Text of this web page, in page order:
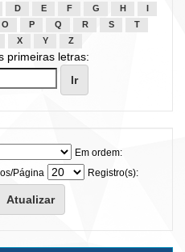
D E F G H
O P Q R S
T
X Y Z
primeiras letras:
Em ordem:
Página
Registro(s):